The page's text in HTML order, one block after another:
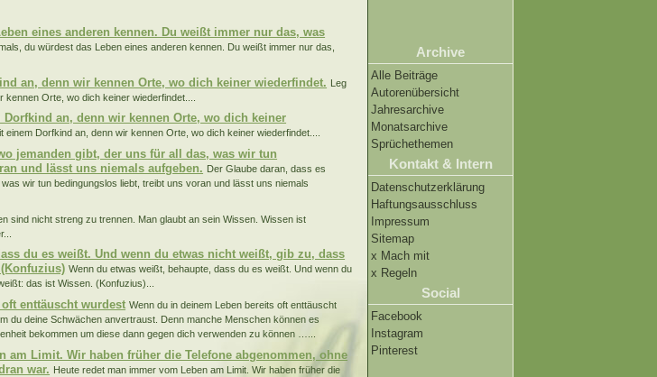
Archive
Alle Beiträge
Autorenübersicht
Jahresarchive
Monatsarchive
Sprüchethemen
Kontakt & Intern
Datenschutzerklärung
Haftungsausschluss
Impressum
Sitemap
x Mach mit
x Regeln
Social
Facebook
Instagram
Pinterest
eines anderen kennen. Du weißt immer nur das, was
du würdest das Leben eines anderen kennen. Du weißt immer nur das,
an, denn wir kennen Orte, wo dich keiner wiederfindet. Leg
Orte, wo dich keiner wiederfindet....
an, denn wir kennen Orte, wo dich keiner
Dorfkind an, denn wir kennen Orte, wo dich keiner wiederfindet....
jemanden gibt, der uns für all das, was wir tun
und lässt uns niemals aufgeben. Der Glaube daran, dass es
wir tun bedingungslos liebt, treibt uns voran und lässt uns niemals
sind nicht streng zu trennen. Man glaubt an sein Wissen. Wissen ist
du es weißt. Und wenn du etwas nicht weißt, gib zu, dass
Wenn du etwas weißt, behaupte, dass du es weißt. Und wenn du
das ist Wissen. (Konfuzius)...
enttäuscht wurdest Wenn du in deinem Leben bereits oft enttäuscht
du deine Schwächen anvertraust. Denn manche Menschen können es
bekommen um diese dann gegen dich verwenden zu können …...
am Limit. Wir haben früher die Telefone abgenommen, ohne
war. Heute redet man immer vom Leben am Limit. Wir haben früher die